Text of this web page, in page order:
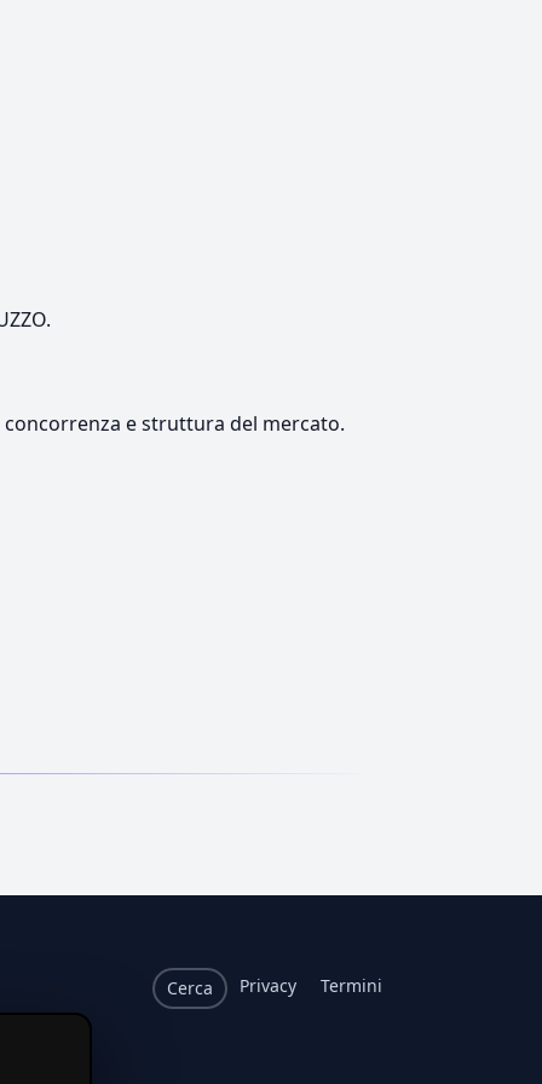
e struttura del mercato.
Cerca Privacy Termini